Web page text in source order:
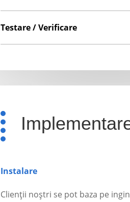
Testare / Verificare
Instalare
Clienții noștri se pot baza pe